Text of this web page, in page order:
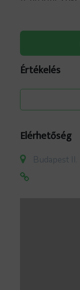
jelentő
Szintézisben
Egyszerre
Értékelés
Elérhetőség
Budapest